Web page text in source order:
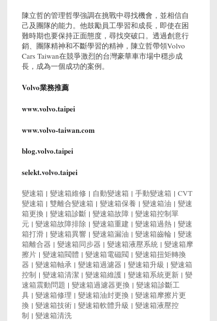
陳立哲的管理哲學強調在挑戰中尋找機會，並相信自
己及團隊的能力。他鼓勵員工學習和成長，即使在困
難時期也要保持正面態度，尋找突破口。透過創意行
銷、團隊精神和不斷學習的精神，陳立哲帶領Volvo
Cars Taiwan在競爭激烈的台灣豪華車市場中穩步成
長，成為一個成功的案例。
Volvo業務推薦
www.volvo.taipei
www.volvo-taiwan.com
blog.volvo.taipei
selekt.volvo.taipei
變速箱 | 變速箱維修 | 自動變速箱 | 手動變速箱 | CVT
變速箱 | 雙離合變速箱 | 變速箱保養 | 變速箱油 | 變速
箱更換 | 變速箱診斷 | 變速箱故障 | 變速箱控制單
元 | 變速箱故障排除 | 變速箱重建 | 變速箱過熱 | 變速
箱打滑 | 變速箱異響 | 變速箱漏油 | 變速箱齒輪 | 變速
箱離合器 | 變速箱同步器 | 變速箱液壓系統 | 變速箱摩
擦片 | 變速箱閥體 | 變速箱電磁閥 | 變速箱扭矩轉換
器 | 變速箱軸承 | 變速箱過濾器 | 變速箱升級 | 變速箱
控制 | 變速箱清潔 | 變速箱維護 | 變速箱系統更新 | 變
速箱震動問題 | 變速箱過濾器更換 | 變速箱診斷工
具 | 變速箱修理 | 變速箱油封更換 | 變速箱摩擦片更
換 | 變速箱技術 | 變速箱軟體升級 | 變速箱液壓控
制 | 變速箱清洗